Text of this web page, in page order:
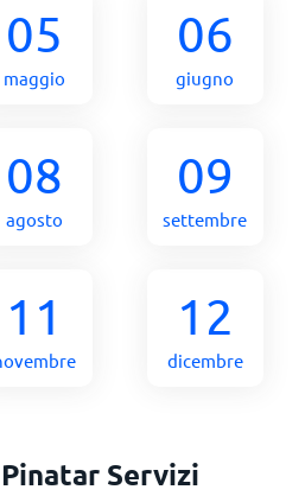
05
maggio
06
giugno
08
agosto
09
settembre
11 12
dicembre
Servizi